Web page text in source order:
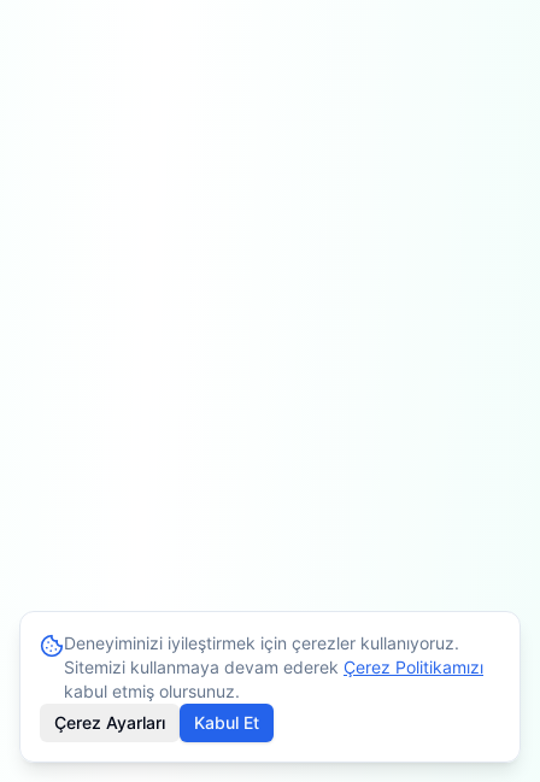
Deneyiminizi iyileştirmek için çerezler kullanıyoruz.
Sitemizi kullanmaya devam ederek Çerez Politikamızı
kabul etmiş olursunuz.
Çerez Ayarları
Kabul Et